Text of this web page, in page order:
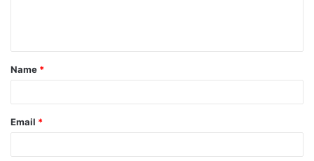
t
*
Name *
Email *